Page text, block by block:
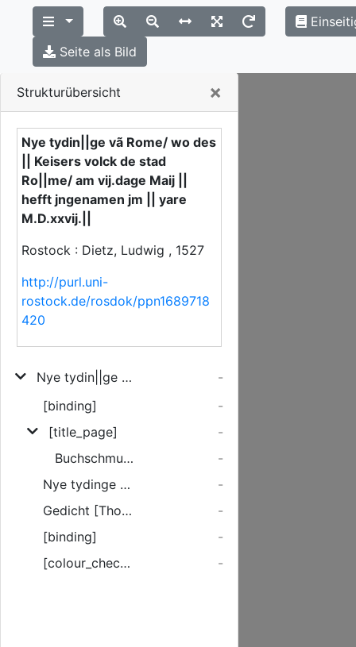
Strukturübersicht ×
Nye tydin||ge vã Rome/ wo des
|| Keisers volck de stad
Ro||me/ am vij.dage Maij ||
hefft jngenamen jm || yare
M.D.xxvij.||
Rostock : Dietz, Ludwig , 1527
http://purl.uni-
rostock.de/rosdok/ppn1689718
420
Nye tydin||ge vã Rome/ wo des || Keisers volck de stad Ro||me/ am vij.dage Maij || hefft jngenamen jm || yare M.D.xxvij.||
-
[binding]
-
[title_page]
-
Buchschmuck
-
Nye tydinge van Rome / wo des Keysers volck de Stade Rome am vij dage Maij hefft jngenamen. Im Jare. 1 5 2 7.
-
Gedicht [Tho allen christlyken leseren.]
-
[binding]
-
[colour_checker]
-
Seite als Bild